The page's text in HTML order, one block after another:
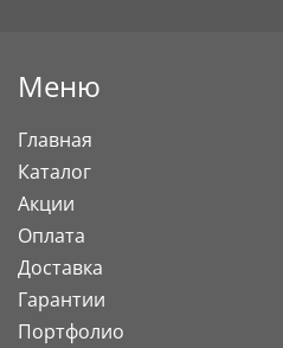
Меню
Главная
Каталог
Акции
Оплата
Доставка
Гарантии
Портфолио